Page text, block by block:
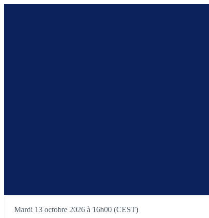
Mardi 13 octobre 2026 à 16h00 (CEST)